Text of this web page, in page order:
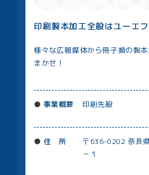
印刷製本加工全般はユーエ
様々な広報媒体から冊子類の製
まかせ！
事業概要 印刷先般
住 所
〒636-0202 奈良
－１